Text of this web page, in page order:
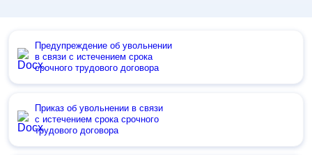
Предупреждение об увольнении
в связи с истечением срока
срочного трудового договора
Приказ об увольнении в связи
с истечением срока срочного
трудового договора